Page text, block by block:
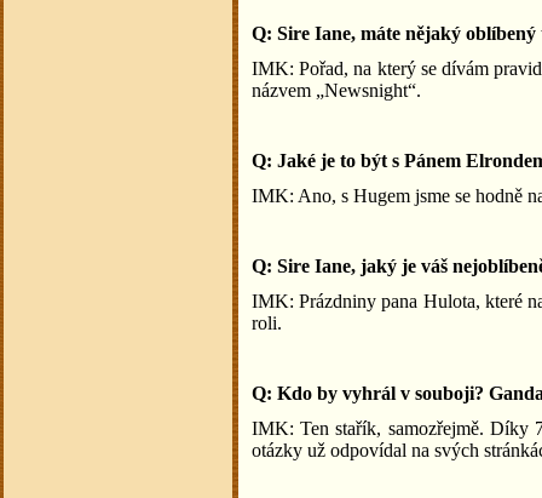
Q: Sire Iane, máte nějaký
IMK: Pořad, na který se dívám
názvem „Newsnight“.
Q: Jaké je to být s Pánem
IMK: Ano, s Hugem jsme se hodně
Q: Sire Iane, jaký je váš
IMK: Prázdniny pana Hulota, které
roli.
Q: Kdo by vyhrál v souboji?
IMK: Ten stařík, samozřejmě. Díky
otázky už odpovídal na svých